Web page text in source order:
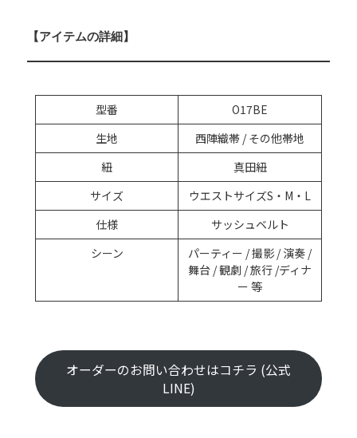
【アイテムの詳細】
型番
O17BE
生地
西陣織帯 / その他帯地
紐
真田紐
サイズ
ウエストサイズS・M・L
仕様
サッシュベルト
シーン
パーティー / 撮影 / 演奏 /
舞台 / 観劇 / 旅行 /ディナ
ー 等
オーダーのお問い合わせはコチラ (公式
LINE)